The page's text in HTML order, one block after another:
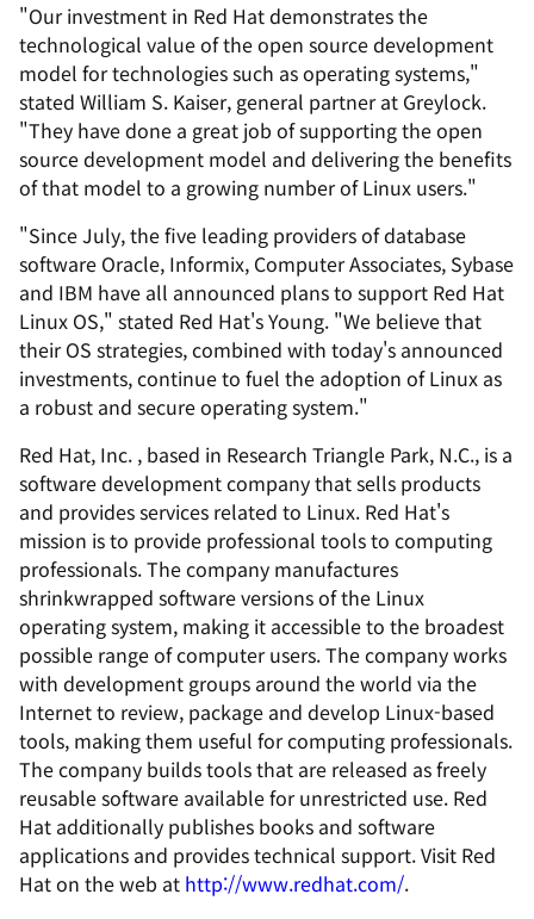
"Our investment in Red Hat demonstrates the
technological value of the open source development
model for technologies such as operating systems,"
stated William S. Kaiser, general partner at Greylock.
"They have done a great job of supporting the open
source development model and delivering the benefits
of that model to a growing number of Linux users."
"Since July, the five leading providers of database
software Oracle, Informix, Computer Associates, Sybase
and IBM have all announced plans to support Red Hat
Linux OS," stated Red Hat's Young. "We believe that
their OS strategies, combined with today's announced
investments, continue to fuel the adoption of Linux as
a robust and secure operating system."
Red Hat, Inc. , based in Research Triangle Park, N.C., is a
software development company that sells products
and provides services related to Linux. Red Hat's
mission is to provide professional tools to computing
professionals. The company manufactures
shrinkwrapped software versions of the Linux
operating system, making it accessible to the broadest
possible range of computer users. The company works
with development groups around the world via the
Internet to review, package and develop Linux-based
tools, making them useful for computing professionals.
The company builds tools that are released as freely
reusable software available for unrestricted use. Red
Hat additionally publishes books and software
applications and provides technical support. Visit Red
Hat on the web at http://www.redhat.com/.